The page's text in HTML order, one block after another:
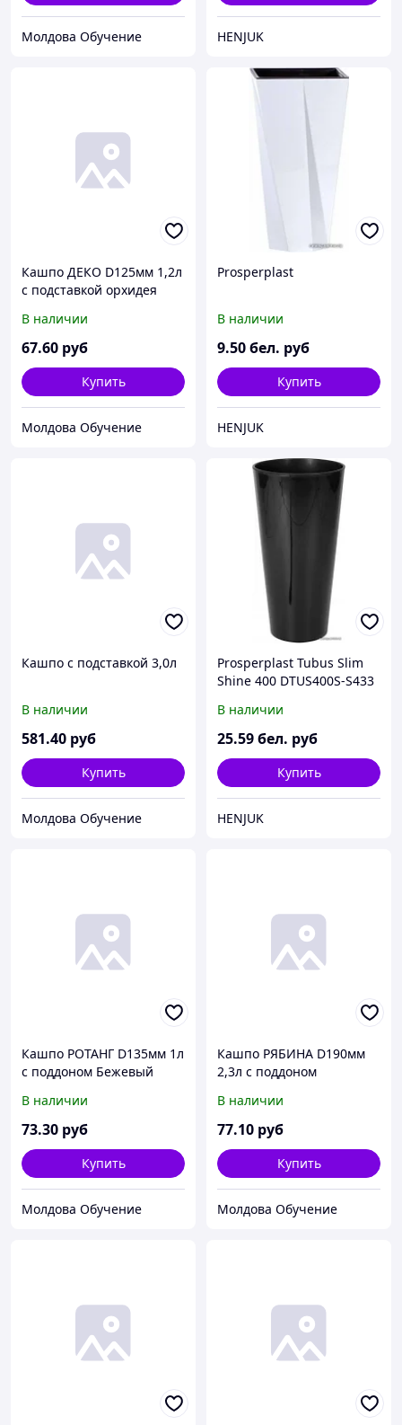
Молдова Обучение HENJUK
Кашпо ДЕКО D125мм 1,2л
с подставкой орхидея
В наличии
67.60 руб
Купить
Молдова Обучение
Prosperplast
В наличии
9.50бел. руб
Купить
HENJUK
Кашпо с подставкой 3,0л
В наличии
581.40 руб
Купить
Молдова Обучение
Prosperplast Tubus Slim
Shine 400 DTUS400S-S433
В наличии
25.59бел. руб
Купить
HENJUK
Кашпо РОТАНГ D135мм 1л
с поддоном Бежевый
40шт./уп.
В наличии
73.30 руб
Купить
Молдова Обучение
Кашпо РЯБИНА D190мм
2,3л с поддоном
190x150x190 32шт./уп.
В наличии
77.10 руб
Купить
Молдова Обучение